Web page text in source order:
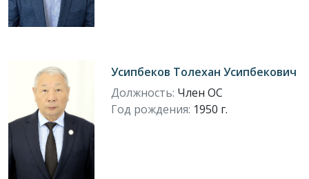
Усипбеков Толехан Усипбекович
Должность: Член ОС
Год рождения: 1950 г.